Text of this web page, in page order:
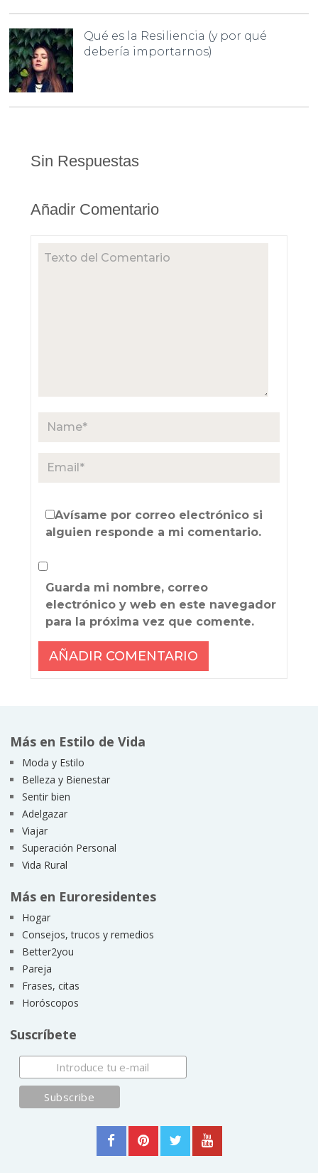
Qué es la Resiliencia (y por qué
debería importarnos)
Sin Respuestas
Añadir Comentario
Avísame por correo electrónico si
alguien responde a mi comentario.
Guarda mi nombre, correo
electrónico y web en este navegador
para la próxima vez que comente.
Más en Estilo de Vida
Moda y Estilo
Belleza y Bienestar
Sentir bien
Adelgazar
Viajar
Superación Personal
Vida Rural
Más en Euroresidentes
Hogar
Consejos, trucos y remedios
Better2you
Pareja
Frases, citas
Horóscopos
Suscríbete